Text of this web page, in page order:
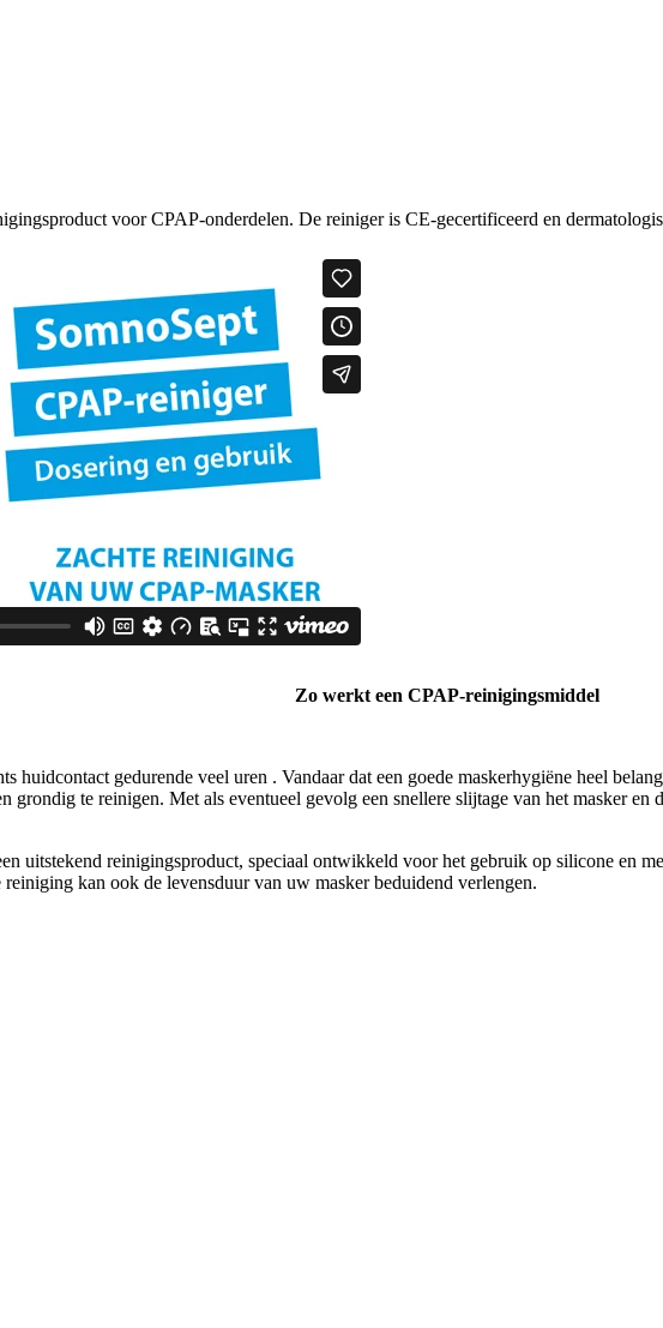
voor CPAP-onderdelen. De reiniger is CE-gecertificeerd en
Zo werkt een CPAP-reinigingsmiddel
huidcontact gedurende veel uren . Vandaar dat een goede maskerhygiëne heel
grondig te reinigen. Met als eventueel gevolg een snellere slijtage van het masker
uitstekend reinigingsproduct, speciaal ontwikkeld voor het gebruik op silicone en
kan ook de levensduur van uw masker beduidend verlengen.